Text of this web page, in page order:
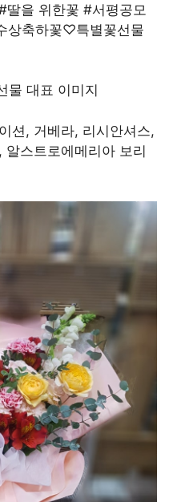
을 위한꽃 #서평공모
상축하꽃♡특별꽃선물
션, 거베라, 리시안셔스,
스트로에메리아 보리